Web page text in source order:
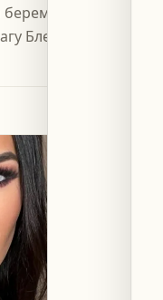
от
Блейд в марте